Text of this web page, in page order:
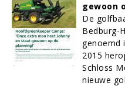
gewoon
De
Bedburg-
genoemd
2015
Schloss
nieuwe